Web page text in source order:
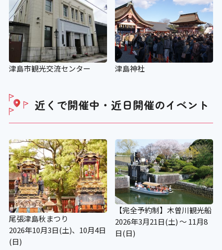
津島市観光交流センター 津島神社
近くで開催中・近日開催のイベント
尾張津島秋まつり
2026年10月3日(土)、10月4日
(日)
【完全予約制】木曽川観光船
2026年3月21日(土) ～ 11月8
日(日)